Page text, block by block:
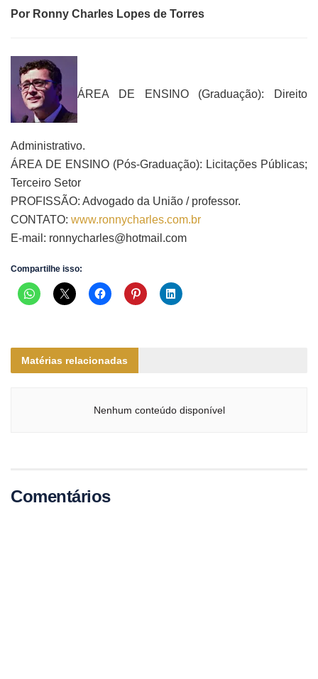
Por Ronny Charles Lopes de Torres
ÁREA DE ENSINO (Graduação): Direito
Administrativo.
ÁREA DE ENSINO (Pós-Graduação): Licitações Públicas;
Terceiro Setor
PROFISSÃO: Advogado da União / professor.
CONTATO: www.ronnycharles.com.br
E-mail: ronnycharles@hotmail.com
Compartilhe isso:
Matérias relacionadas
Nenhum conteúdo disponível
Comentários